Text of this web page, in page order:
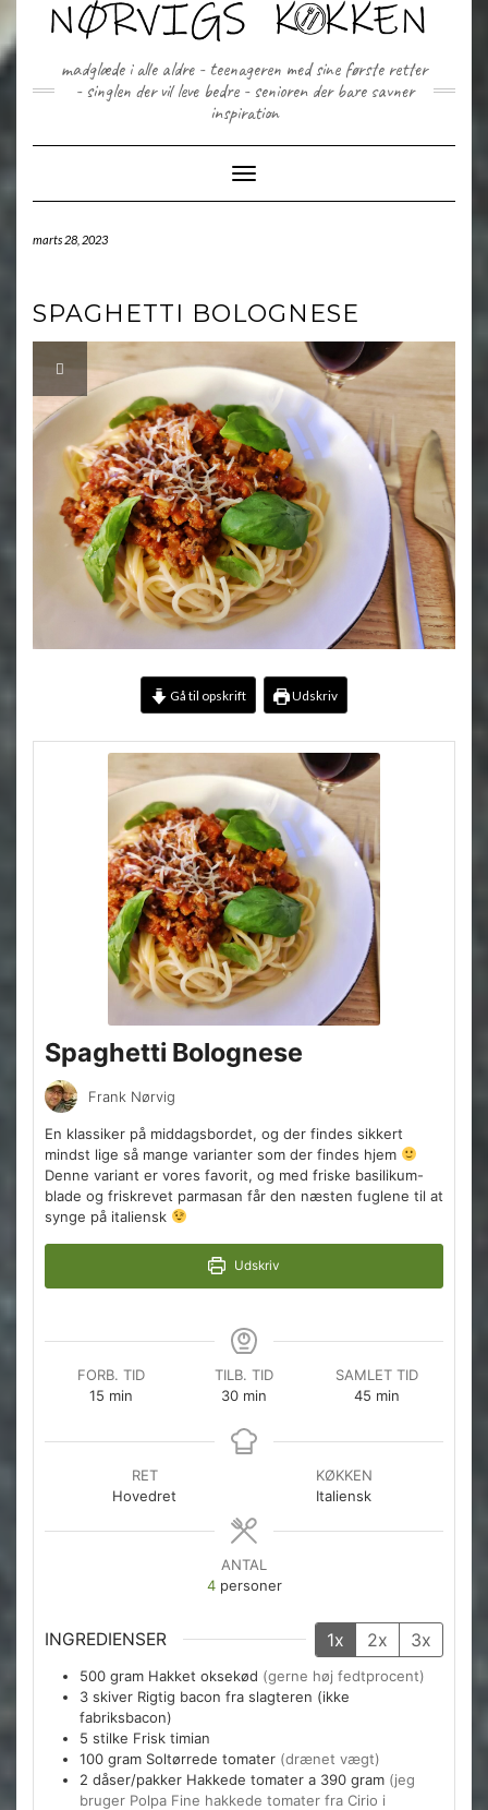
content
madglæde i alle aldre - teenageren med sine første retter
- singlen der vil leve bedre - senioren der bare savner
inspiration
Toggle Navigation
marts 28, 2023
SPAGHETTI BOLOGNESE
Gå til opskrift Udskriv
Spaghetti Bolognese
Frank Nørvig
En klassiker på middagsbordet, og der findes sikkert
mindst lige så mange varianter som der findes hjem
Denne variant er vores favorit, og med friske basilikum-
blade og friskrevet parmasan får den næsten fuglene til at
synge på italiensk
Udskriv
FORB. TID
15 minutter
min
TILB. TID
30minutter
min
SAMLET TID
45 minutter
min
RET
Hovedret
KØKKEN
Italiensk
ANTAL
4 personer
INGREDIENSER 1x 2x 3x
500 gram Hakket oksekød (gerne høj fedtprocent)
3 skiver Rigtig bacon fra slagteren (ikke
fabriksbacon)
5 stilke Frisk timian
100 gram Soltørrede tomater (drænet vægt)
2 dåser/pakker Hakkede tomater a 390 gram (jeg
bruger Polpa Fine hakkede tomater fra Cirio i